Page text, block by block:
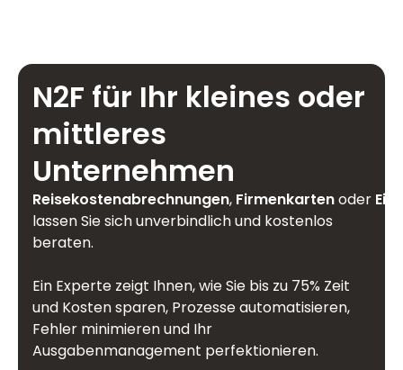
N2F für Ihr kleines oder
mittleres
Unternehmen
Reisekostenabrechnungen, Firmenkartenoder
lassen Sie sich unverbindlich und kostenlos
beraten.
Ein Experte zeigt Ihnen, wie Sie bis zu 75% Zeit
und Kosten sparen, Prozesse automatisieren,
Fehler minimieren und Ihr
Ausgabenmanagement perfektionieren.